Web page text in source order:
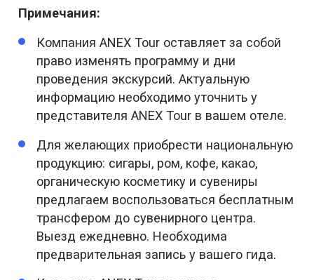
Примечания:
Компания ANEX Tour оставляет за собой
право изменять программу и дни
проведения экскурсий. Актуальную
информацию необходимо уточнить у
представителя ANEX Tour в вашем отеле.
Для желающих приобрести национальную
продукцию: сигары, ром, кофе, какао,
органическую косметику и сувениры
предлагаем воспользоваться бесплатным
трансфером до сувенирного центра.
Выезд ежедневно. Необходима
предварительная запись у вашего гида.